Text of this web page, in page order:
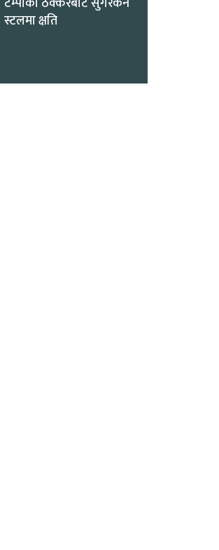
स्टलमा क्षति